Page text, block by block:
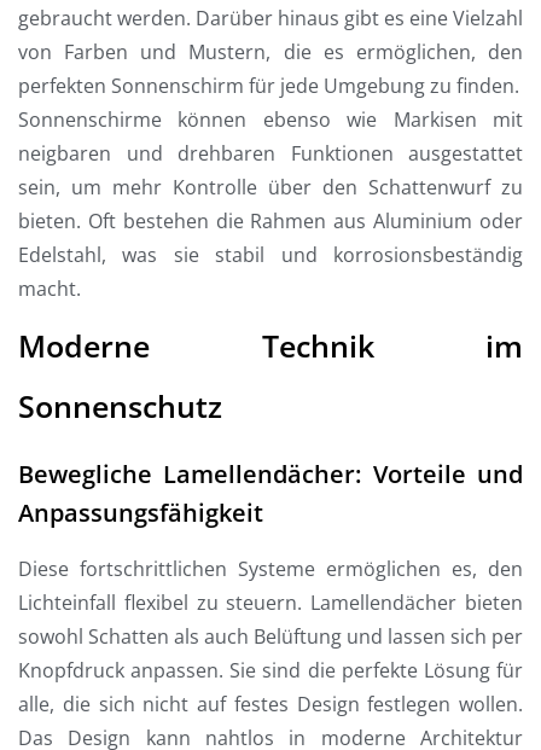
gebraucht werden. Darüber hinaus gibt es eine Vielzahl
von Farben und Mustern, die es ermöglichen, den
perfekten Sonnenschirm für jede Umgebung zu finden.
Sonnenschirme können ebenso wie Markisen mit
neigbaren und drehbaren Funktionen ausgestattet
sein, um mehr Kontrolle über den Schattenwurf zu
bieten. Oft bestehen die Rahmen aus Aluminium oder
Edelstahl, was sie stabil und korrosionsbeständig
macht.
Moderne Technik im
Sonnenschutz
Bewegliche Lamellendächer: Vorteile und
Anpassungsfähigkeit
Diese fortschrittlichen Systeme ermöglichen es, den
Lichteinfall flexibel zu steuern. Lamellendächer bieten
sowohl Schatten als auch Belüftung und lassen sich per
Knopfdruck anpassen. Sie sind die perfekte Lösung für
alle, die sich nicht auf festes Design festlegen wollen.
Das Design kann nahtlos in moderne Architektur